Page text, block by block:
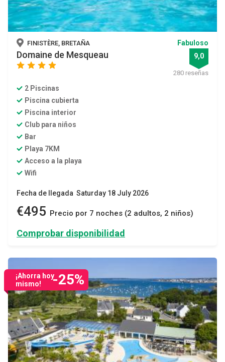
FINISTÈRE, BRETAÑA
Domaine de Mesqueau
star star star
Fabuloso
9,0
280 reseñas
2 Piscinas
Piscina cubierta
Piscina interior
Club para niños
Bar
Playa 7KM
Acceso a la playa
Wifi
Fecha de llegada Saturday 18 July 2026
€495 Precio por 7 noches (2 adultos, 2 niños)
Comprobar disponibilidad
¡Ahorra hoy
mismo!
-25%